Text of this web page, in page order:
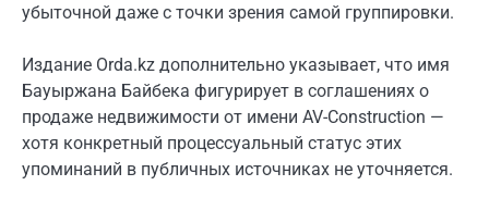
убыточной даже с точки зрения самой группировки.
Издание Orda.kz дополнительно указывает, что имя
Бауыржана Байбека фигурирует в соглашениях о
продаже недвижимости от имени AV-Construction —
хотя конкретный процессуальный статус этих
упоминаний в публичных источниках не уточняется.